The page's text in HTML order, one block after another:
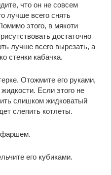
что он не совсем
лучше всего снять
этого, в мякоти
достаточно
лучше всего вырезать, а
стенки кабачка.
Отожмите его руками,
Если этого не
слишком жидковатый
слепить котлеты.
фаршем.
его кубиками.